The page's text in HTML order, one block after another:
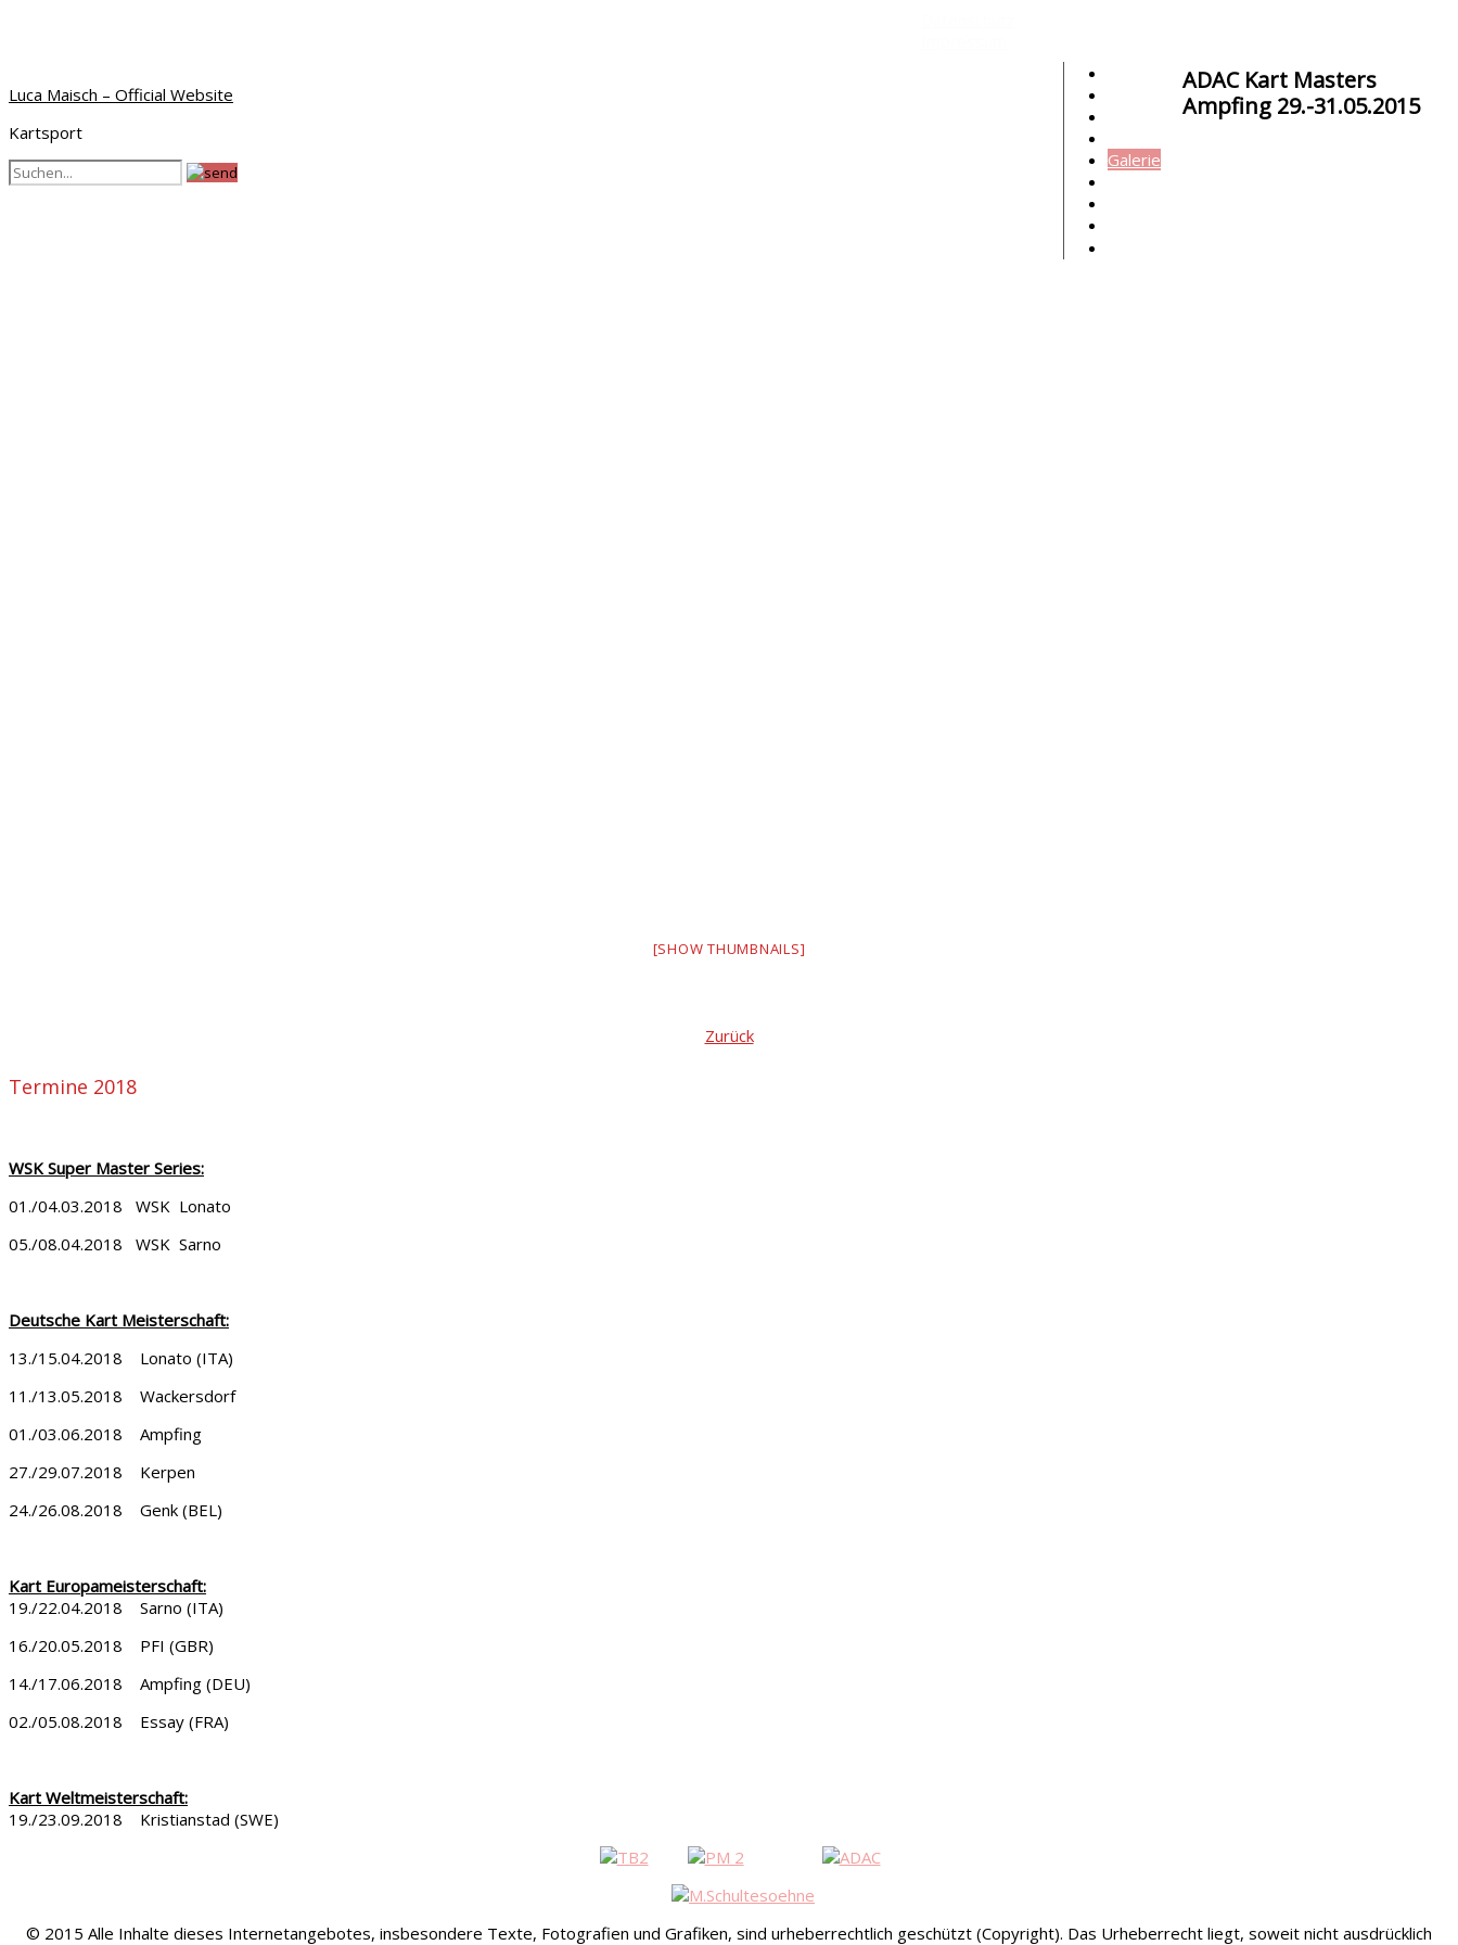
Luca Maisch – Official Website
Kartsport
Galerie
ADAC Kart Masters
Ampfing 29.-31.05.2015
[SHOW THUMBNAILS]
Zurück
Termine 2018
WSK Super Master Series:
01./04.03.2018 WSK Lonato
05./08.04.2018 WSK Sarno
Deutsche Kart Meisterschaft:
13./15.04.2018 Lonato (ITA)
11./13.05.2018 Wackersdorf
01./03.06.2018 Ampfing
27./29.07.2018 Kerpen
24./26.08.2018 Genk (BEL)
Kart Europameisterschaft:
19./22.04.2018 Sarno (ITA)
16./20.05.2018 PFI (GBR)
14./17.06.2018 Ampfing (DEU)
02./05.08.2018 Essay (FRA)
Kart Weltmeisterschaft:
19./23.09.2018 Kristianstad (SWE)
© 2015 Alle Inhalte dieses Internetangebotes, insbesondere Texte, Fotografien und Grafiken, sind urheberrechtlich geschützt (Copyright). Das Urheberrecht liegt, soweit nicht ausdrücklich